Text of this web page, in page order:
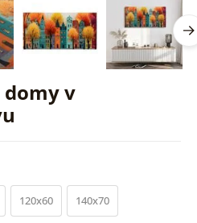
domy v
120x60 140x70